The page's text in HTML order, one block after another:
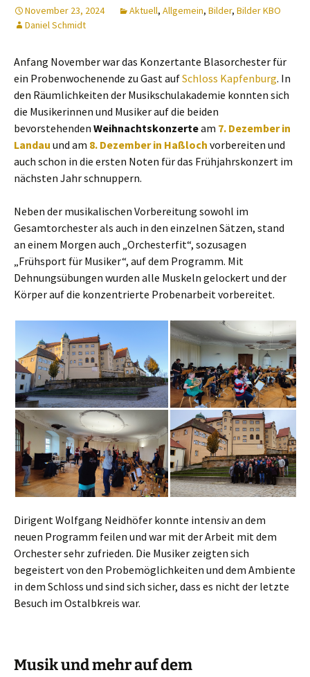
November 23, 2024 Aktuell, Allgemein, Bilder, Bilder KBO
Daniel Schmidt
Anfang November war das Konzertante Blasorchester für
ein Probenwochenende zu Gast aufSchloss Kapfenburg. In
den Räumlichkeiten der Musikschulakademie konnten sich
die Musikerinnen und Musiker auf die beiden
bevorstehenden Weihnachtskonzerteam 7. Dezember in
Landau und am 8. Dezember in Haßloch vorbereiten und
auch schon in die ersten Noten für das Frühjahrskonzert im
nächsten Jahr schnuppern.
Neben der musikalischen Vorbereitung sowohl im
Gesamtorchester als auch in den einzelnen Sätzen, stand
an einem Morgen auch „Orchesterfit“, sozusagen
„Frühsport für Musiker“, auf dem Programm. Mit
Dehnungsübungen wurden alle Muskeln gelockert und der
Körper auf die konzentrierte Probenarbeit vorbereitet.
Dirigent Wolfgang Neidhöfer konnte intensiv an dem
neuen Programm feilen und war mit der Arbeit mit dem
Orchester sehr zufrieden. Die Musiker zeigten sich
begeistert von den Probemöglichkeiten und dem Ambiente
in dem Schloss und sind sich sicher, dass es nicht der letzte
Besuch im Ostalbkreis war.
Musik und mehr auf dem